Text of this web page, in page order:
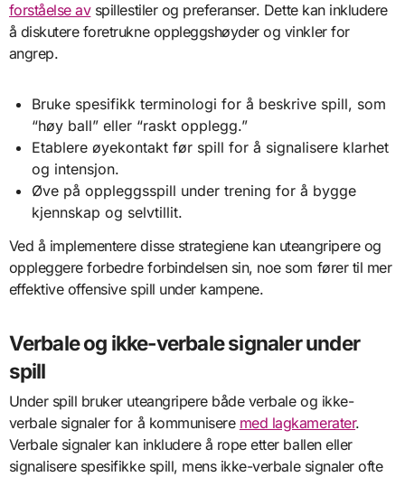
forståelse avspillestiler og preferanser. Dette kan inkludere
å diskutere foretrukne oppleggshøyder og vinkler for
angrep.
Bruke spesifikk terminologi for å beskrive spill, som
“høy ball” eller “raskt opplegg.”
Etablere øyekontakt før spill for å signalisere klarhet
og intensjon.
Øve på oppleggsspill under trening for å bygge
kjennskap og selvtillit.
Ved å implementere disse strategiene kan uteangripere og
oppleggere forbedre forbindelsen sin, noe som fører til mer
effektive offensive spill under kampene.
Verbale og ikke-verbale signaler under
spill
Under spill bruker uteangripere både verbale og ikke-
verbale signaler for å kommunisere med lagkamerater.
Verbale signaler kan inkludere å rope etter ballen eller
signalisere spesifikke spill, mens ikke-verbale signaler ofte